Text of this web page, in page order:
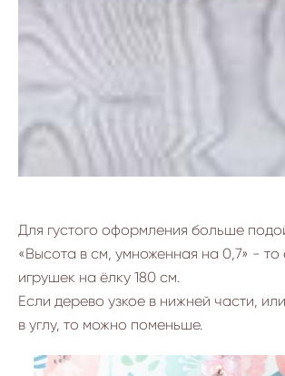
Для густого оформления больше
«Высота в см, умноженная на 0,7» - то
игрушек на ёлку 180 см.
Если дерево узкое в нижней части,
в углу, то можно поменьше.